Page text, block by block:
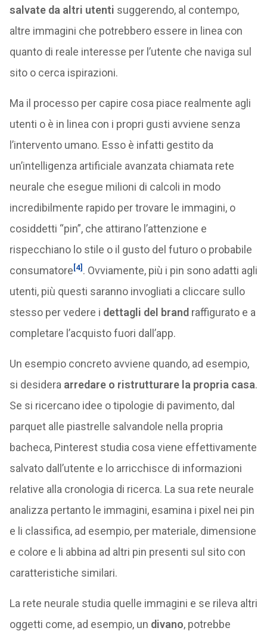
salvate da altri utenti suggerendo, al contempo,
altre immagini che potrebbero essere in linea con
quanto di reale interesse per l’utente che naviga sul
sito o cerca ispirazioni.
Ma il processo per capire cosa piace realmente agli
utenti o è in linea con i propri gusti avviene senza
l’intervento umano. Esso è infatti gestito da
un’intelligenza artificiale avanzata chiamata rete
neurale che esegue milioni di calcoli in modo
incredibilmente rapido per trovare le immagini, o
cosiddetti “pin”, che attirano l’attenzione e
rispecchiano lo stile o il gusto del futuro o probabile
consumatore[4] . Ovviamente, più i pin sono adatti agli
utenti, più questi saranno invogliati a cliccare sullo
stesso per vedere i dettagli del brand raffigurato e a
completare l’acquisto fuori dall’app.
Un esempio concreto avviene quando, ad esempio,
si desidera arredare o ristrutturare la propria casa.
Se si ricercano idee o tipologie di pavimento, dal
parquet alle piastrelle salvandole nella propria
bacheca, Pinterest studia cosa viene effettivamente
salvato dall’utente e lo arricchisce di informazioni
relative alla cronologia di ricerca. La sua rete neurale
analizza pertanto le immagini, esamina i pixel nei pin
e li classifica, ad esempio, per materiale, dimensione
e colore e li abbina ad altri pin presenti sul sito con
caratteristiche similari.
La rete neurale studia quelle immagini e se rileva altri
oggetti come, ad esempio, un divano, potrebbe